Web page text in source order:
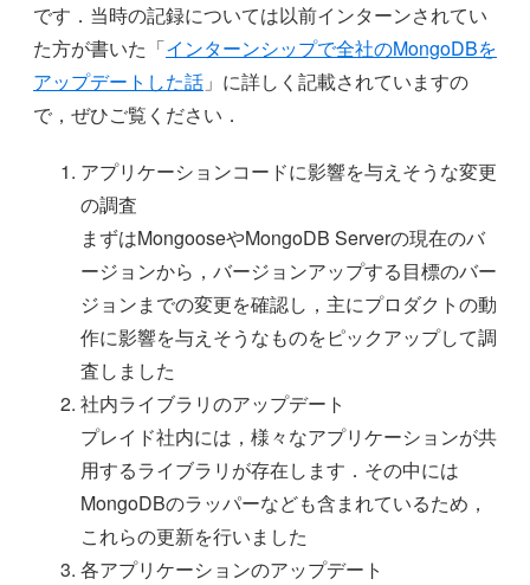
です．当時の記録については以前インターンされてい
た方が書いた「インターンシップで全社のMongoDBを
アップデートした話 」に詳しく記載されていますの
で，ぜひご覧ください．
アプリケーションコードに影響を与えそうな変更
の調査
まずはMongooseやMongoDB Serverの現在のバ
ージョンから，バージョンアップする目標のバー
ジョンまでの変更を確認し，主にプロダクトの動
作に影響を与えそうなものをピックアップして調
査しました
社内ライブラリのアップデート
プレイド社内には，様々なアプリケーションが共
用するライブラリが存在します．その中には
MongoDBのラッパーなども含まれているため，
これらの更新を行いました
各アプリケーションのアップデート